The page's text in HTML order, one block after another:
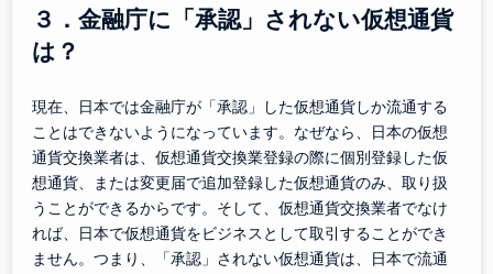
３．金融庁に「承認」されない仮想通貨
は？
現在、日本では金融庁が「承認」した仮想通貨しか流通する
ことはできないようになっています。なぜなら、日本の仮想
通貨交換業者は、仮想通貨交換業登録の際に個別登録した仮
想通貨、または変更届で追加登録した仮想通貨のみ、取り扱
うことができるからです。そして、仮想通貨交換業者でなけ
れば、日本で仮想通貨をビジネスとして取引することができ
ません。つまり、「承認」されない仮想通貨は、日本で流通